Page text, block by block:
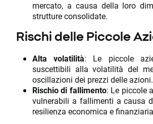
mercato, a causa della loro
strutture consolidate.
Rischi delle Piccole
Alta volatilità: Le piccole
suscettibili alla volatilità del
oscillazioni dei prezzi delle azioni.
Rischio di fallimento: Le piccole
vulnerabili a fallimenti a causa
resilienza economica e